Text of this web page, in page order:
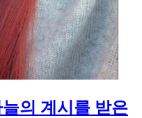
의 계시를 받은